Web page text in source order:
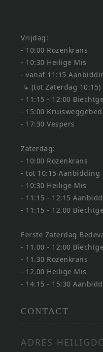
Vrijdag:
- 10:00 Rozenkrans
- 10:30 Heilige Mis
- vanaf 11:15
↳ (tot Zaterdag 10:15)
- 11:15 - 12:00
- 15:00 Kruisweggebed
- 17:30 Vespers
Zaterdag:
- 10:00 Rozenkrans
- tot 10:15 Aanbidding
- 10:30 Heilige Mis
- 11:15 - 12:15
- 11:15 - 12.00
Eerste Zaterdag
- 11.00 - 12:00
- 11.30 Rozenkrans
- 12.00 Heilige Mis
- 14:15 - 15:30
CONTACT
ADRES